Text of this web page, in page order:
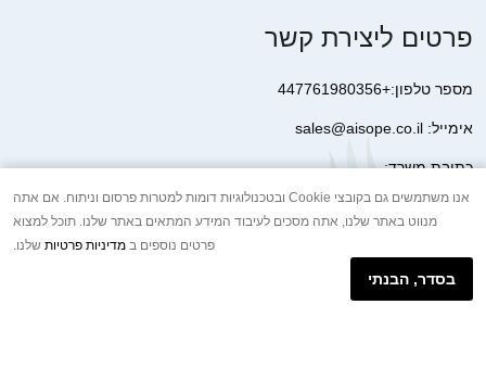
פרטים ליצירת קשר
מספר טלפון:+447761980356
אימייל: sales@aisope.co.il
כתובת משרד:
41 Devonshire Street Ground Floor Office 1 London W1G 7AJ
United Kingdom
+44 7410 2065017
הודעת וואטסאפ באינטרנט
אנו משתמשים גם בקובצי Cookie ובטכנולוגיות דומות למטרות פרסום וניתוח. אם אתה
מנווט באתר שלנו, אתה מסכים לעיבוד המידע המתאים באתר שלנו. תוכל למצוא
פרטים נוספים ב מדיניות פרטיות שלנו.
בסדר, הבנתי